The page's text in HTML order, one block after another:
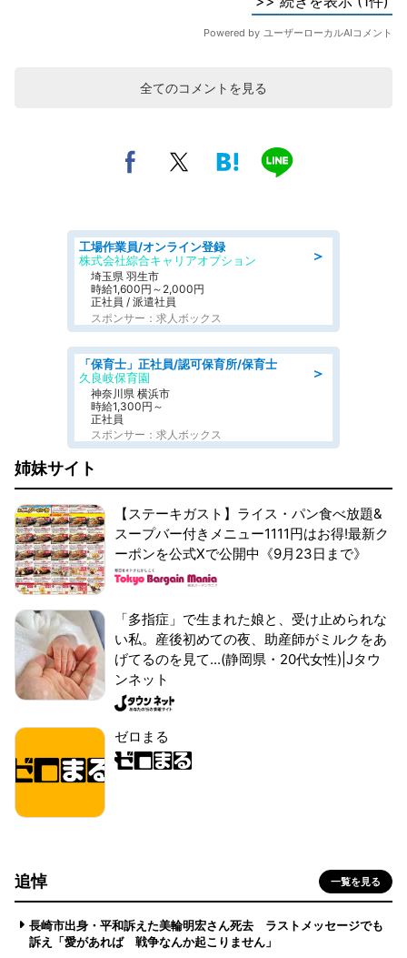
全てのコメントを見る
＞
工場作業員/オンライン登録
株式会社綜合キャリアオプション
埼玉県 羽生市
時給1,600円～2,000円
正社員 / 派遣社員
スポンサー：求人ボックス
＞
「保育士」正社員/認可保育所/保育士
久良岐保育園
神奈川県 横浜市
時給1,300円～
正社員
スポンサー：求人ボックス
姉妹サイト
【ステーキガスト】ライス・パン食べ放題&
スープバー付きメニュー1111円はお得!最新ク
ーポンを公式Xで公開中《9月23日まで》
「多指症」で生まれた娘と、受け止められな
い私。産後初めての夜、助産師がミルクをあ
げてるのを見て...(静岡県・20代女性)|Jタウ
ンネット
ゼロまる
追悼 一覧を見る
長崎市出身・平和訴えた美輪明宏さん死去 ラストメッセージでも
訴え「愛があれば 戦争なんか起こりません」